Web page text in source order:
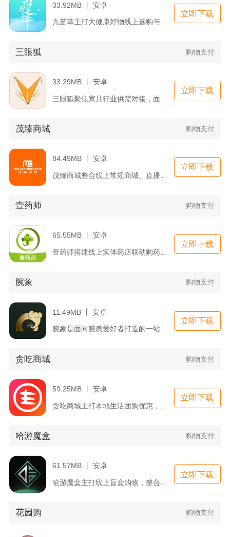
33.92MB 丨 安卓
九芝萃主打大健康好物线上选购与本地生活优惠整合，是兼顾滋补品...
立即下载
三眼狐 购物支付
33.29MB 丨 安卓
三眼狐聚焦家具行业供需对接，面向家装消费者、家具经销商、生产...
立即下载
茂臻商城 购物支付
84.49MB 丨 安卓
立即下载
壹药师 购物支付
65.55MB 丨 安卓
立即下载
腕象 购物支付
11.49MB 丨 安卓
腕象是面向腕表爱好者打造的一站式奢品腕表综合服务APP，覆盖...
立即下载
贪吃商城 购物支付
59.25MB 丨 安卓
立即下载
哈游魔盒 购物支付
61.57MB 丨 安卓
立即下载
花园购 购物支付